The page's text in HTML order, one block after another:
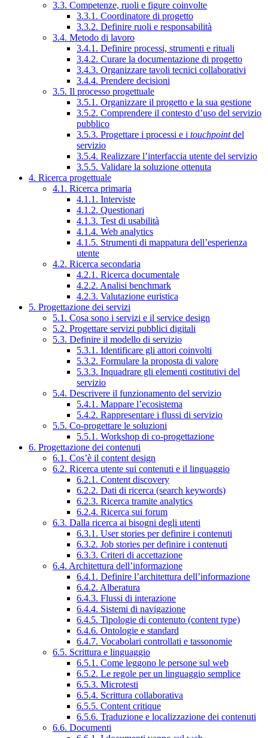
3.3. Competenze, ruoli e figure coinvolte
3.3.1. Coordinatore di progetto
3.3.2. Definire ruoli e responsabilità
3.4. Metodo di lavoro
3.4.1. Definire processi, strumenti e rituali
3.4.2. Curare la documentazione di progetto
3.4.3. Organizzare tavoli tecnici collaborativi
3.4.4. Prendere decisioni
3.5. Il processo progettuale
3.5.1. Organizzare il progetto e la sua gestione
3.5.2. Comprendere il contesto d’uso del servizio
pubblico
3.5.3. Progettare i processi e i touchpointdel
servizio
3.5.4. Realizzare l’interfaccia utente del servizio
3.5.5. Validare la soluzione ottenuta
4. Ricerca progettuale
4.1. Ricerca primaria
4.1.1. Interviste
4.1.2. Questionari
4.1.3. Test di usabilità
4.1.4. Web analytics
4.1.5. Strumenti di mappatura dell’esperienza
utente
4.2. Ricerca secondaria
4.2.1. Ricerca documentale
4.2.2. Analisi benchmark
4.2.3. Valutazione euristica
5. Progettazione dei servizi
5.1. Cosa sono i servizi e il service design
5.2. Progettare servizi pubblici digitali
5.3. Definire il modello di servizio
5.3.1. Identificare gli attori coinvolti
5.3.2. Formulare la proposta di valore
5.3.3. Inquadrare gli elementi costitutivi del
servizio
5.4. Descrivere il funzionamento del servizio
5.4.1. Mappare l’ecosistema
5.4.2. Rappresentare i flussi di servizio
5.5. Co-progettare le soluzioni
5.5.1. Workshop di co-progettazione
6. Progettazione dei contenuti
6.1. Cos’è il content design
6.2. Ricerca utente sui contenuti e il linguaggio
6.2.1. Content discovery
6.2.2. Dati di ricerca (search keywords)
6.2.3. Ricerca tramite analytics
6.2.4. Ricerca sui forum
6.3. Dalla ricerca ai bisogni degli utenti
6.3.1. User stories per definire i contenuti
6.3.2. Job stories per definire i contenuti
6.3.3. Criteri di accettazione
6.4. Architettura dell’informazione
6.4.1. Definire l’architettura dell’informazione
6.4.2. Alberatura
6.4.3. Flussi di interazione
6.4.4. Sistemi di navigazione
6.4.5. Tipologie di contenuto (content type)
6.4.6. Ontologie e standard
6.4.7. Vocabolari controllati e tassonomie
6.5. Scrittura e linguaggio
6.5.1. Come leggono le persone sul web
6.5.2. Le regole per un linguaggio semplice
6.5.3. Microtesti
6.5.4. Scrittura collaborativa
6.5.5. Content critique
6.5.6. Traduzione e localizzazione dei contenuti
6.6. Documenti